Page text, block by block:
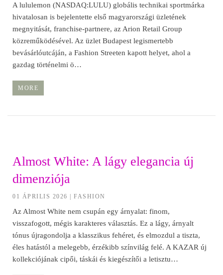
A lululemon (NASDAQ:LULU) globális technikai sportmárka
hivatalosan is bejelentette első magyarországi üzletének
megnyitását, franchise-partnere, az Arion Retail Group
közreműködésével. Az üzlet Budapest legismertebb
bevásárlóutcáján, a Fashion Streeten kapott helyet, ahol a
gazdag történelmi ö…
MORE
Almost White: A lágy elegancia új
dimenziója
01 ÁPRILIS 2026 FASHION
Az Almost White nem csupán egy árnyalat: finom,
visszafogott, mégis karakteres választás. Ez a lágy, árnyalt
tónus újragondolja a klasszikus fehéret, és elmozdul a tiszta,
éles hatástól a melegebb, érzékibb színvilág felé. A KAZAR új
kollekciójának cipői, táskái és kiegészítői a letisztu…